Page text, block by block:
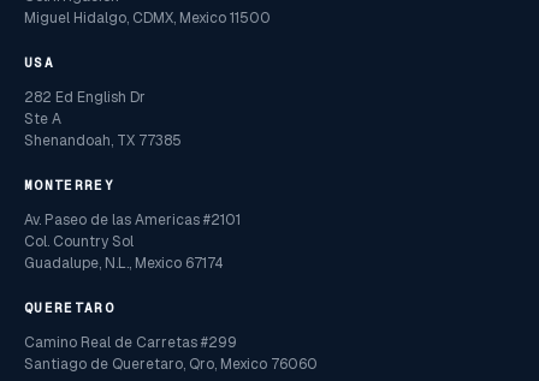
Miguel Hidalgo, CDMX, Mexico 11500
USA
282 Ed English Dr
Ste A
Shenandoah, TX 77385
MONTERREY
Av. Paseo de las Americas #2101
Col. Country Sol
Guadalupe, N.L., Mexico 67174
QUERETARO
Camino Real de Carretas #299
Santiago de Queretaro, Qro, Mexico 76060